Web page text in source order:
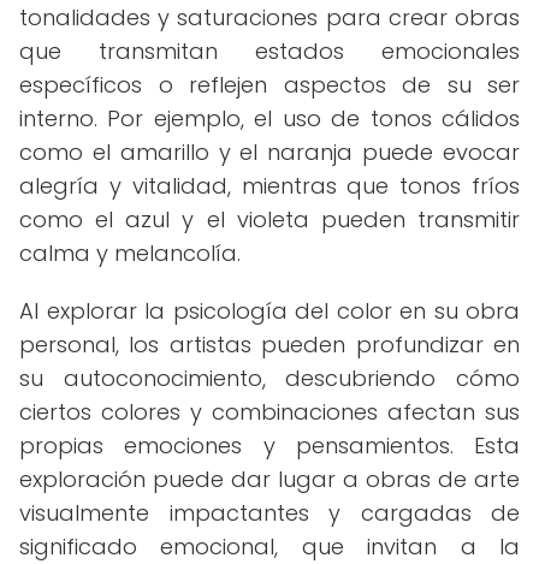
tonalidades y saturaciones para crear obras
que transmitan estados emocionales
específicos o reflejen aspectos de su ser
interno. Por ejemplo, el uso de tonos cálidos
como el amarillo y el naranja puede evocar
alegría y vitalidad, mientras que tonos fríos
como el azul y el violeta pueden transmitir
calma y melancolía.
Al explorar la psicología del color en su obra
personal, los artistas pueden profundizar en
su autoconocimiento, descubriendo cómo
ciertos colores y combinaciones afectan sus
propias emociones y pensamientos. Esta
exploración puede dar lugar a obras de arte
visualmente impactantes y cargadas de
significado emocional, que invitan a la